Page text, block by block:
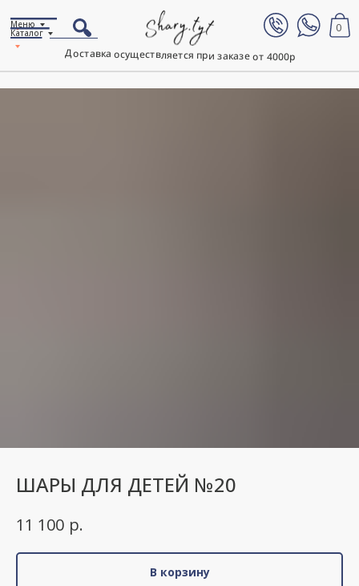
Доставка осуществляется при заказе от 4000р
0
Каталог
Меню
ШАРЫ ДЛЯ ДЕТЕЙ №20
11 100 р.
В корзину